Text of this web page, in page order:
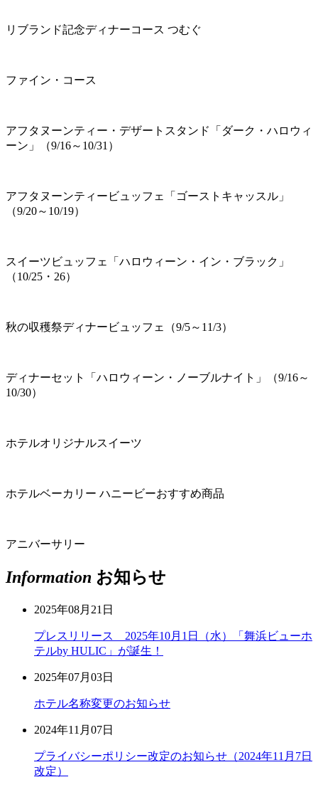
リブランド記念ディナーコース つむぐ
ファイン・コース
アフタヌーンティー・デザートスタンド「ダーク・ハロウィ
ーン」（9/16～10/31）
アフタヌーンティービュッフェ「ゴーストキャッスル」
（9/20～10/19）
スイーツビュッフェ「ハロウィーン・イン・ブラック」
（10/25・26）
秋の収穫祭ディナービュッフェ（9/5～11/3）
ディナーセット「ハロウィーン・ノーブルナイト」（9/16～
10/30）
ホテルオリジナルスイーツ
ホテルベーカリー ハニービーおすすめ商品
アニバーサリー
Information お知らせ
2025年08月21日
プレスリリース 2025年10月1日（水）「舞浜ビューホ
テルby HULIC」が誕生！
2025年07月03日
ホテル名称変更のお知らせ
2024年11月07日
プライバシーポリシー改定のお知らせ（2024年11月7日
改定）